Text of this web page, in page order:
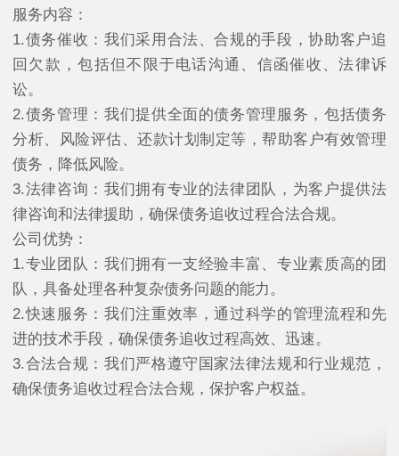
服务内容：
1.债务催收：我们采用合法、合规的手段，协助客户追
回欠款，包括但不限于电话沟通、信函催收、法律诉
讼。
2.债务管理：我们提供全面的债务管理服务，包括债务
分析、风险评估、还款计划制定等，帮助客户有效管理
债务，降低风险。
3.法律咨询：我们拥有专业的法律团队，为客户提供法
律咨询和法律援助，确保债务追收过程合法合规。
公司优势：
1.专业团队：我们拥有一支经验丰富、专业素质高的团
队，具备处理各种复杂债务问题的能力。
2.快速服务：我们注重效率，通过科学的管理流程和先
进的技术手段，确保债务追收过程高效、迅速。
3.合法合规：我们严格遵守国家法律法规和行业规范，
确保债务追收过程合法合规，保护客户权益。